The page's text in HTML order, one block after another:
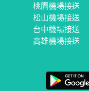
桃園機場接送
松山機場接送
台中機場接送
高雄機場接送